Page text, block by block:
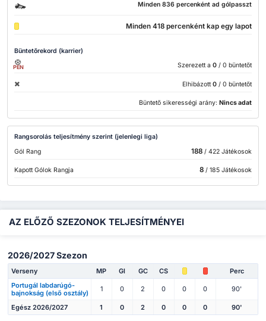
Minden 836 percenként ad gólpasszt
Minden 418 percenként kap egy lapot
Büntetőrekord (karrier)
PEN Szerezett a 0 / 0 büntetőt
Elhibázott 0 / 0 büntetőt
Büntető sikerességi arány: Nincs adat
Rangsorolás teljesítmény szerint (jelenlegi liga)
Gól Rang
188/ 422 Játékosok
Kapott Gólok Rangja 8/ 185 Játékosok
AZ ELŐZŐ SZEZONOK TELJESÍTMÉNYEI
2026/2027 Szezon
Verseny MP Gl GC CS
Perc
Portugál labdarúgó-
bajnokság (első osztály)
1 0 2 0 0 0 90'
Egész 2026/2027 1 0 2 0 0 0 90'